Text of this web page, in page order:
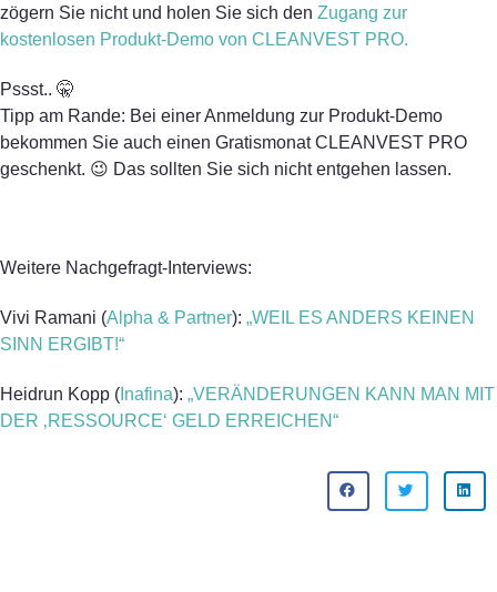
zögern Sie nicht und holen Sie sich den Zugang zur
kostenlosen Produkt-Demo von CLEANVEST PRO.
Pssst.. 🤫
Tipp am Rande: Bei einer Anmeldung zur Produkt-Demo
bekommen Sie auch einen Gratismonat CLEANVEST PRO
geschenkt. 😉 Das sollten Sie sich nicht entgehen lassen.
Weitere Nachgefragt-Interviews:
Vivi Ramani (Alpha & Partner): „WEIL ES ANDERS KEINEN
SINN ERGIBT!“
Heidrun Kopp ( Inafina): „VERÄNDERUNGEN KANN MAN MIT
DER ‚RESSOURCE‘ GELD ERREICHEN“